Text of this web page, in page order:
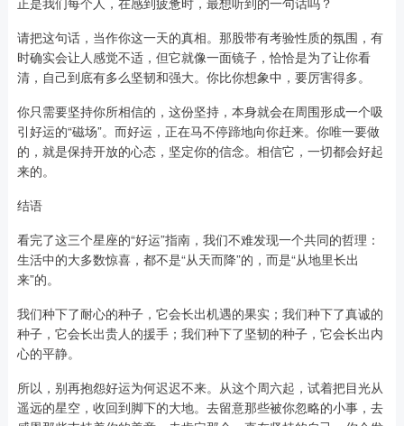
请把这句话，当作你这一天的真相。那股带有考验性质的氛围，有
时确实会让人感觉不适，但它就像一面镜子，恰恰是为了让你看
清，自己到底有多么坚韧和强大。你比你想象中，要厉害得多。
你只需要坚持你所相信的，这份坚持，本身就会在周围形成一个吸
引好运的“磁场”。而好运，正在马不停蹄地向你赶来。你唯一要做
的，就是保持开放的心态，坚定你的信念。相信它，一切都会好起
来的。
结语
看完了这三个星座的“好运”指南，我们不难发现一个共同的哲理：
生活中的大多数惊喜，都不是“从天而降”的，而是“从地里长出
来”的。
我们种下了耐心的种子，它会长出机遇的果实；我们种下了真诚的
种子，它会长出贵人的援手；我们种下了坚韧的种子，它会长出内
心的平静。
所以，别再抱怨好运为何迟迟不来。从这个周六起，试着把目光从
遥远的星空，收回到脚下的大地。去留意那些被你忽略的小事，去